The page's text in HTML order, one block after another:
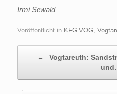
Irmi Sewald
Veröffentlicht in KFG VOG
←
Vogtareuth: